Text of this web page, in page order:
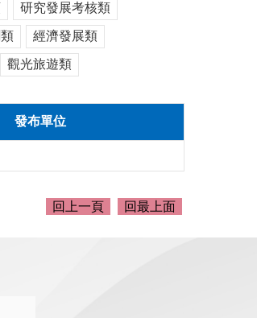
研究發展考核類
經濟發展類
觀光旅遊類
發布單位
回上一頁 回最上面